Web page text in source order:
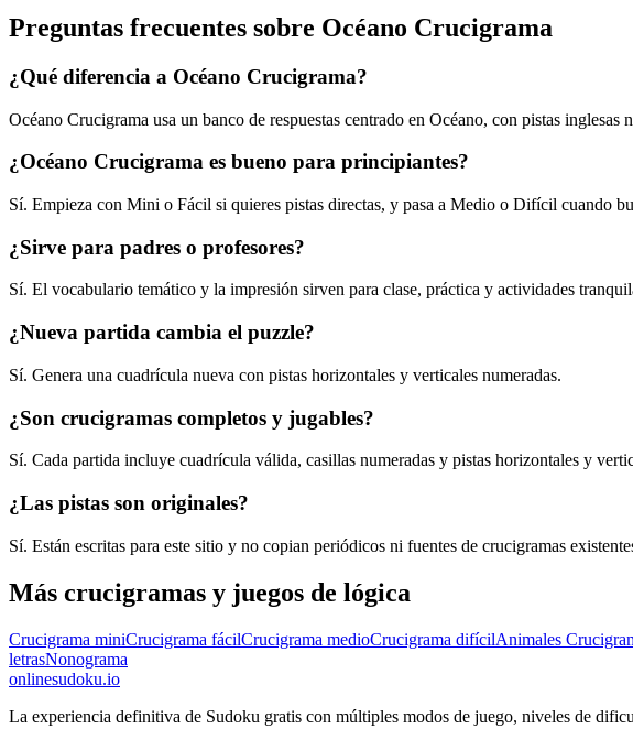
Preguntas frecuentes sobre Océano Crucigrama
¿Qué diferencia a Océano Crucigrama?
Océano Crucigrama usa un banco de respuestas centrado en Océano, con pistas inglesas
¿Océano Crucigrama es bueno para principiantes?
Sí. Empieza con Mini o Fácil si quieres pistas directas, y pasa a Medio o Difícil cuando
¿Sirve para padres o profesores?
Sí. El vocabulario temático y la impresión sirven para clase, práctica y actividades
¿Nueva partida cambia el puzzle?
Sí. Genera una cuadrícula nueva con pistas horizontales y verticales numeradas.
¿Son crucigramas completos y jugables?
Sí. Cada partida incluye cuadrícula válida, casillas numeradas y pistas horizontales y
¿Las pistas son originales?
Sí. Están escritas para este sitio y no copian periódicos ni fuentes de crucigramas
Más crucigramas y juegos de lógica
Crucigrama miniCrucigrama fácilCrucigrama medioCrucigrama difícilAnimales
letrasNonograma
onlinesudoku.io
La experiencia definitiva de Sudoku gratis con múltiples modos de juego, niveles de